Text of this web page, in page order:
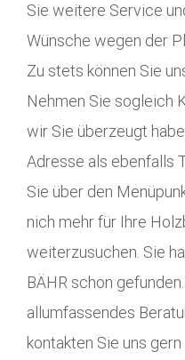
Sie weitere Service
Wünsche wegen der
Zu stets können Sie
Nehmen Sie sogleich
wir Sie überzeugt
Adresse als ebenfalls
Sie über den
nich mehr für Ihre
weiterzusuchen. Sie
BÄHR schon
allumfassendes
kontakten Sie uns